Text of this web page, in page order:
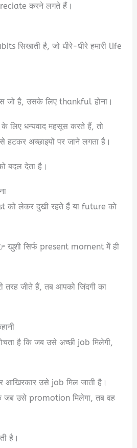
करने लगते हैं।
सिखाती है, जो धीरे-धीरे हमारी life
जो है, उसके लिए thankful होना।
लिए धन्यवाद महसूस करते हैं, तो
अच्छाइयों पर जाने लगता है।
बदल देता है।
को लेकर दुखी रहते हैं या future को
खुशी सिर्फ present moment में ही
जीते हैं, तब आपको जिंदगी का
है कि जब उसे अच्छी job मिलेगी,
आखिरकार उसे job मिल जाती है।
जब उसे promotion मिलेगा, तब वह
है।